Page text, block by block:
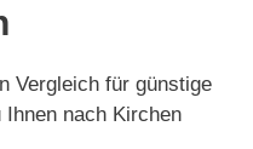
Vergleich für günstige
nach Kirchen